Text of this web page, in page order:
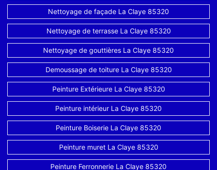
Nettoyage de façade La Claye 85320
Nettoyage de terrasse La Claye 85320
Nettoyage de gouttières La Claye 85320
Demoussage de toiture La Claye 85320
Peinture Extérieure La Claye 85320
Peinture intérieur La Claye 85320
Peinture Boiserie La Claye 85320
Peinture muret La Claye 85320
Peinture Ferronnerie La Claye 85320